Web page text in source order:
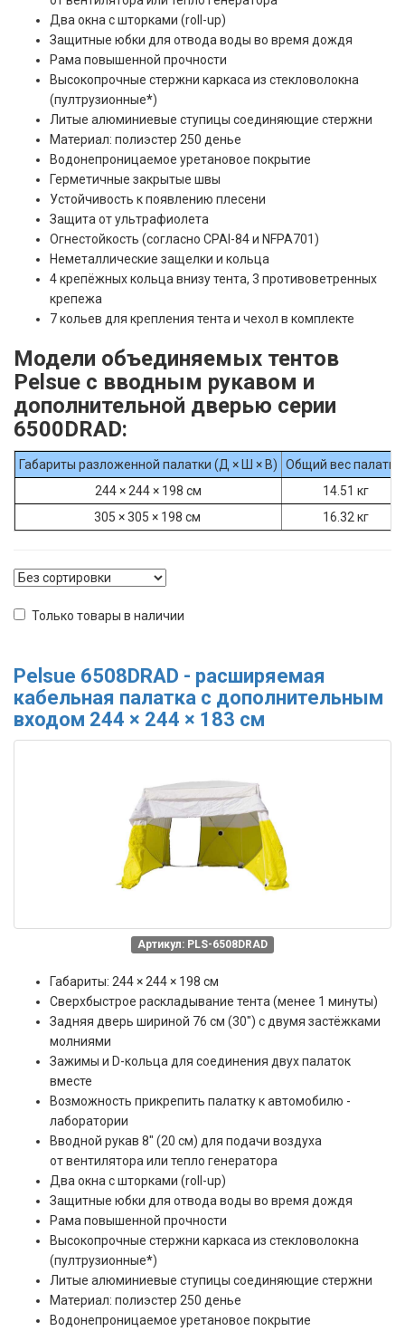
Два окна с шторками (roll-up)
Защитные юбки для отвода воды во время дождя
Рама повышенной прочности
Высокопрочные стержни каркаса из стекловолокна
(пултрузионные*)
Литые алюминиевые ступицы соединяющие стержни
Материал: полиэстер 250 денье
Водонепроницаемое уретановое покрытие
Герметичные закрытые швы
Устойчивость к появлению плесени
Защита от ультрафиолета
Огнестойкость (согласно CPAI-84 и NFPA701)
Неметаллические защелки и кольца
4 крепёжных кольца внизу тента, 3 противоветренных
крепежа
7 кольев для крепления тента и чехол в комплекте
Модели объединяемых тентов
Pelsue с вводным рукавом и
дополнительной дверью серии
6500DRAD:
Габариты разложенной палатки (Д × Ш × В)
Общий вес палатки
244 × 244 × 198 см
14.51 кг
305 × 305 × 198 см
16.32 кг
Только товары в наличии
Pelsue 6508DRAD - расширяемая
кабельная палатка с дополнительным
входом 244 × 244 × 183 см
Артикул: PLS-6508DRAD
Габариты: 244 × 244 × 198 см
Сверхбыстрое раскладывание тента (менее 1 минуты)
Задняя дверь шириной 76 см (30″) с двумя застёжками
молниями
Зажимы и D-кольца для соединения двух палаток
вместе
Возможность прикрепить палатку к автомобилю -
лаборатории
Вводной рукав 8" (20 см) для подачи воздуха
от вентилятора или тепло генератора
Два окна с шторками (roll-up)
Защитные юбки для отвода воды во время дождя
Рама повышенной прочности
Высокопрочные стержни каркаса из стекловолокна
(пултрузионные*)
Литые алюминиевые ступицы соединяющие стержни
Материал: полиэстер 250 денье
Водонепроницаемое уретановое покрытие